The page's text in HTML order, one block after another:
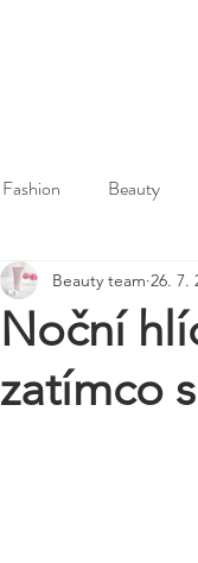
Fashion Beauty
Noční
zatímco
Beauty team 26. 7.